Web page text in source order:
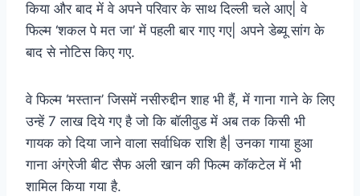
किया और बाद में वे अपने परिवार के साथ दिल्ली चले आए| वे
फिल्म ‘शकल पे मत जा’ में पहली बार गाए गए| अपने डेब्यू सांग के
बाद से नोटिस किए गए.
वे फिल्म ‘मस्तान’ जिसमें नसीरुद्दीन शाह भी हैं, में गाना गाने के लिए
उन्हें 7 लाख दिये गए है जो कि बॉलीवुड में अब तक किसी भी
गायक को दिया जाने वाला सर्वाधिक राशि है| उनका गाया हुआ
गाना अंग्रेजी बीट सैफ अली खान की फिल्म कॉकटेल में भी
शामिल किया गया है.